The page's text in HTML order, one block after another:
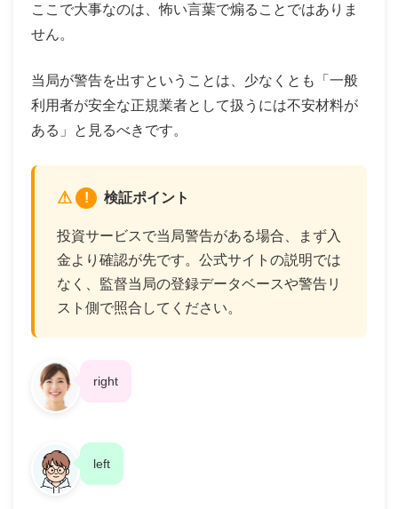
ここで大事なのは、怖い言葉で煽ることではありま
せん。
当局が警告を出すということは、少なくとも「一般
利用者が安全な正規業者として扱うには不安材料が
ある」と見るべきです。
! 検証ポイント
投資サービスで当局警告がある場合、まず入
金より確認が先です。公式サイトの説明では
なく、監督当局の登録データベースや警告リ
スト側で照合してください。
right
left